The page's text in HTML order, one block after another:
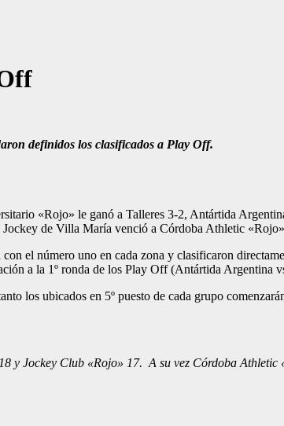
definidos los clasificados a Play Off.
«Rojo» le ganó a Talleres 3-2, Antártida
de Villa María venció a Córdoba Athletic
el número uno en cada zona y clasificaron
a la 1º ronda de los Play Off (Antártida Argentina
los ubicados en 5º puesto de cada grupo
y Jockey Club «Rojo» 17. A su vez Córdoba